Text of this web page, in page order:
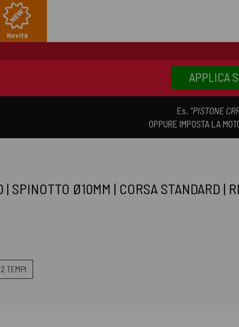
Novità
APPLICA
Es. "PISTONE
OPPURE IMPOSTA LA
| SPINOTTO Ø10MM | CORSA STANDARD |
TEMPI